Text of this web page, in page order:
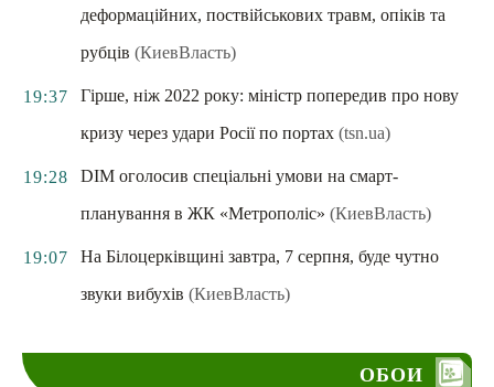
деформаційних, поствійськових травм, опіків та
рубців (КиевВласть)
19:37
Гірше, ніж 2022 року: міністр попередив про нову
кризу через удари Росії по портах (tsn.ua)
19:28
DIM оголосив спеціальні умови на смарт-
планування в ЖК «Метрополіс» (КиевВласть)
19:07
На Білоцерківщині завтра, 7 серпня, буде чутно
звуки вибухів (КиевВласть)
ОБОИ